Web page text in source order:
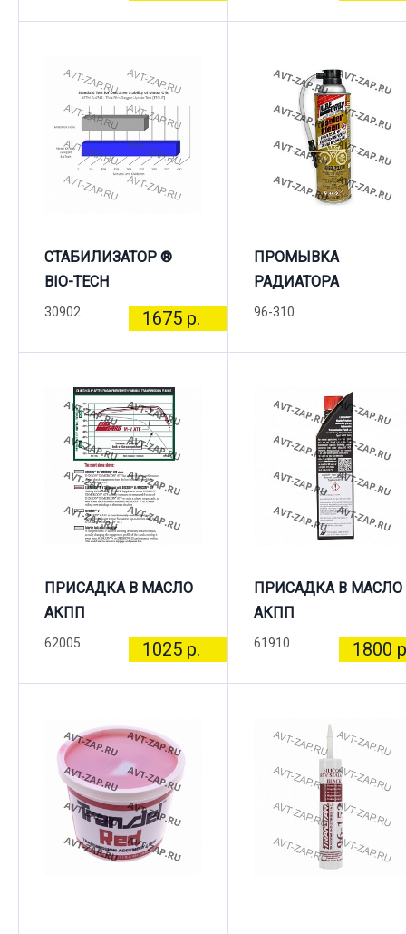
СТАБИЛИЗАТОР ®
BIO-TECH
30902 1675 р.
ПРОМЫВКА
РАДИАТОРА
96-310
ПРИСАДКА В МАСЛО
АКПП
62005 1025 р.
ПРИСАДКА В МАСЛО
АКПП
61910 1800